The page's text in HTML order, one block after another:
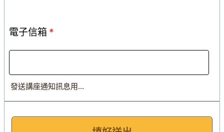
電子信箱 *
發送講座通知訊息用...